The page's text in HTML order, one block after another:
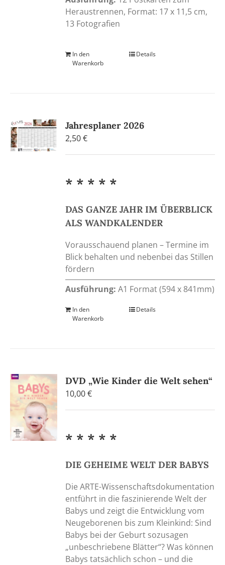
Heraustrennen, Format: 17 x 11,5 cm,
13 Fotografien
In den
Warenkorb
Details
Jahresplaner 2026
2,50€
* * * * *
DAS GANZE JAHR IM ÜBERBLICK
ALS WANDKALENDER
Vorausschauend planen – Termine im
Blick behalten und nebenbei das Stillen
fördern
Ausführung: A1 Format (594 x 841mm)
In den
Warenkorb
Details
DVD „Wie Kinder die Welt sehen“
10,00€
* * * * *
DIE GEHEIME WELT DER BABYS
Die ARTE-Wissenschaftsdokumentation
entführt in die faszinierende Welt der
Babys und zeigt die Entwicklung vom
Neugeborenen bis zum Kleinkind: Sind
Babys bei der Geburt sozusagen
„unbeschriebene Blätter“? Was können
Babys tatsächlich schon – und die